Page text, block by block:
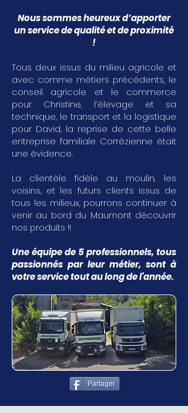
Nous sommes heureux d’apporter
un service de qualité et de proximité
!
Tous deux issus du milieu agricole et
avec comme métiers précédents, le
conseil agricole et le commerce
pour Christine, l’élevage et sa
technique, le transport et la logistique
pour David, la reprise de cette belle
entreprise familiale Corrézienne était
une évidence.
La clientèle fidèle au moulin, les
voisins, et les futurs clients issus de
tous les milieux, pourrons continuer à
venir au bord du Maumont découvrir
nos produits !!
Une équipe de 5 professionnels, tous
passionnés par leur métier, sont à
votre service tout au long de l'année.
Partager